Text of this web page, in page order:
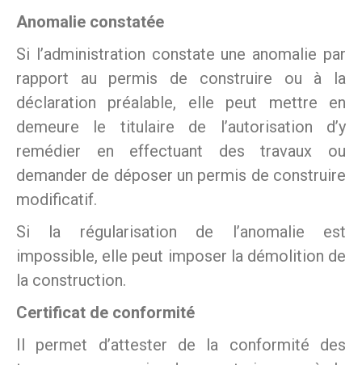
Anomalie constatée
Si l’administration constate une anomalie par
rapport au permis de construire ou à la
déclaration préalable, elle peut mettre en
demeure le titulaire de l’autorisation d’y
remédier en effectuant des travaux ou
demander de déposer un permis de construire
modificatif.
Si la régularisation de l’anomalie est
impossible, elle peut imposer la démolition de
la construction.
Certificat de conformité
Il permet d’attester de la conformité des